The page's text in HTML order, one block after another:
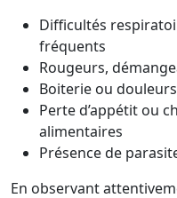
Difficultés
fréquents
Rougeurs,
Boiterie ou
Perte d’appétit ou
alimentaires
Présence de
En observant